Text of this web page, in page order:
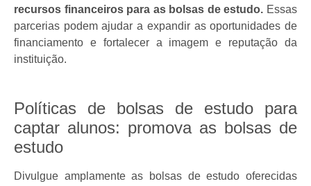
recursos financeiros para as bolsas de estudo. Essas
parcerias podem ajudar a expandir as oportunidades de
financiamento e fortalecer a imagem e reputação da
instituição.
Políticas de bolsas de estudo para
captar alunos: promova as bolsas de
estudo
Divulgue amplamente as bolsas de estudo oferecidas